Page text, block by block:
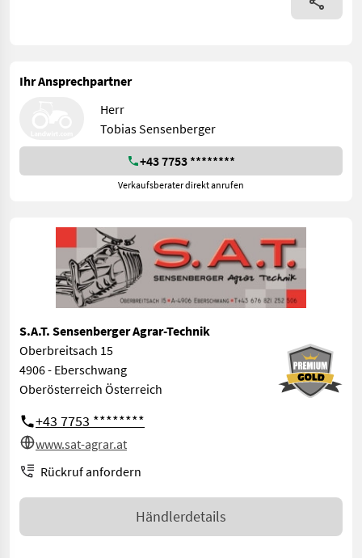
Ihr Ansprechpartner
Herr
Tobias Sensenberger
+43 7753 ********
Verkaufsberater direkt anrufen
S.A.T. Sensenberger Agrar-Technik
Oberbreitsach 15
4906 - Eberschwang
Oberösterreich Österreich
+43 7753 ********
www.sat-agrar.at
Rückruf anfordern
Händlerdetails